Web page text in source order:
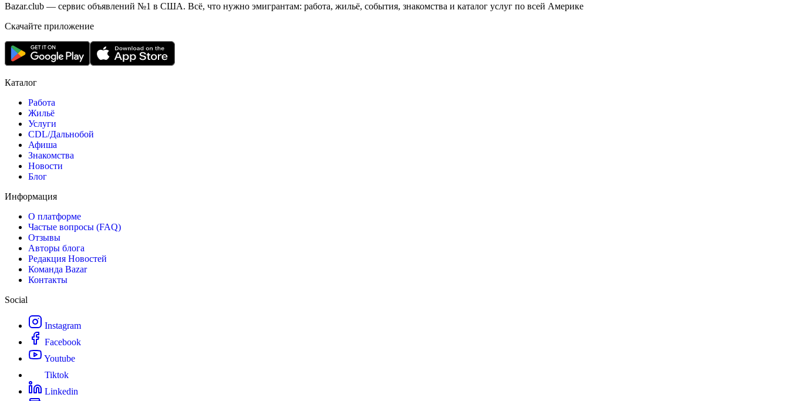
Bazar.club — сервис объявлений №1 в США. Всё, что нужно эмигрантам: работа, жильё, события, знакомства и каталог услуг по всей Америке
Скачайте приложение
Каталог
Работа
Жильё
Услуги
CDL/Дальнобой
Афиша
Знакомства
Новости
Блог
Информация
О платформе
Частые вопросы (FAQ)
Отзывы
Авторы блога
Редакция Новостей
Команда Bazar
Контакты
Social
Instagram
Facebook
Youtube
Tiktok
Linkedin